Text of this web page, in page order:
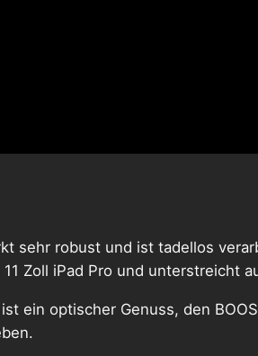
sehr robust und ist tadellos
Zoll iPad Pro und unterstreicht
ein optischer Genuss, den